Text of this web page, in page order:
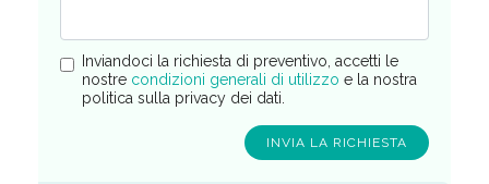
Inviandoci la richiesta di preventivo, accetti le
nostre condizioni generali di utilizzo e la nostra
politica sulla privacy dei dati.